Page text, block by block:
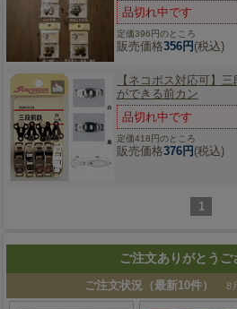
品切れ中です
定価396円のところ
販売価格356円 (税込)
【ネコポス対応可】 三
ができる前カン
品切れ中です
定価418円のところ
販売価格376円 (税込)
1
ご注文ありがとうご